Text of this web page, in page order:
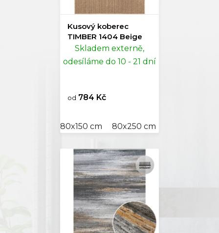
Kusový koberec
TIMBER 1404 Beige
Skladem externě,
odesíláme do 10 - 21 dní
od 784 Kč
80x150 cm 80x250 cm